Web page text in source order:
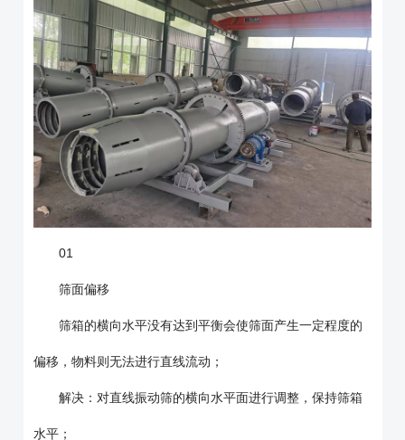
01
筛面偏移
筛箱的横向水平没有达到平衡会使筛面产生一定程度的
偏移，物料则无法进行直线流动；
解决：对直线振动筛的横向水平面进行调整，保持筛箱
水平；